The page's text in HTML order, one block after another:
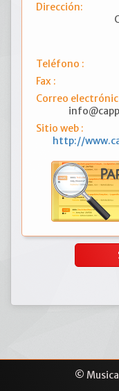
Dirección:
Teléfono :
Fax :
Correo
Sitio web :
http://
©